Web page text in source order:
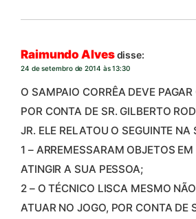
Raimundo Alvesdisse:
24 de setembro de 2014 às 13:30
O SAMPAIO CORRÊA DEVE
POR CONTA DE SR. GILBERTO
JR. ELE RELATOU O SEGUINTE NA
1 – ARREMESSARAM OBJETOS
ATINGIR A SUA PESSOA;
2 – O TÉCNICO LISCA MESMO
ATUAR NO JOGO, POR CONTA DE